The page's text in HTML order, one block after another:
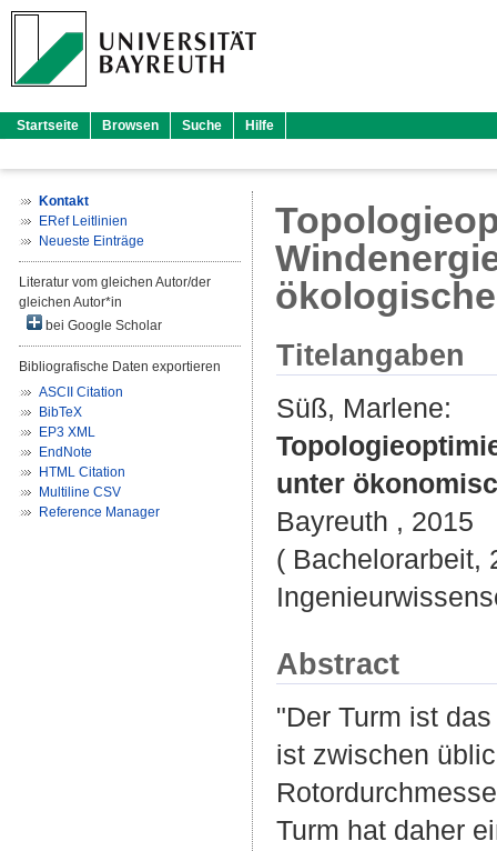
Startseite Browsen Suche Hilfe
Kontakt
ERef Leitlinien
Neueste Einträge
Literatur vom gleichen Autor/der
gleichen Autor*in
bei Google Scholar
Bibliografische Daten exportieren
ASCII Citation
BibTeX
EP3 XML
EndNote
HTML Citation
Multiline CSV
Reference Manager
Titelangaben
Süß, Marlene:
unter
Bayreuth , 2015
( Bachelorarbeit,
Abstract
"Der Turm ist
ist zwischen
Turm hat daher